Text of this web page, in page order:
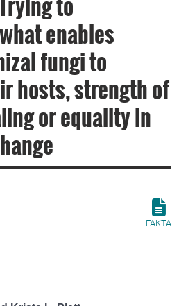
enables
fungi to
hosts, strength of
or equality in
FAKTA